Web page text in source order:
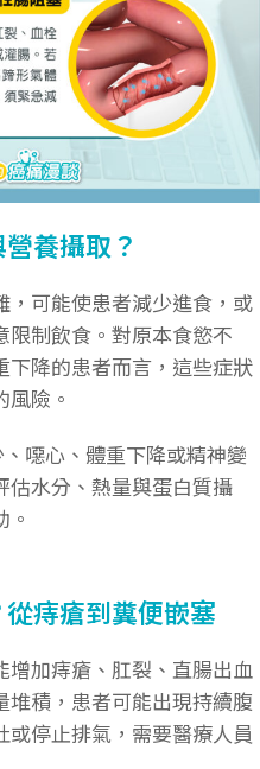
養攝取？
可能使患者減少進食，或
限制飲食。對原本食慾不
下降的患者而言，這些症狀
險。
噁心、體重下降或精神變
估水分、熱量與蛋白質攝
痔瘡到糞便嵌塞
加痔瘡、肛裂、直腸出血
積，患者可能出現持續腹
停止排氣，需要醫療人員